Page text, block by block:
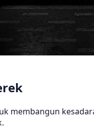
membangun